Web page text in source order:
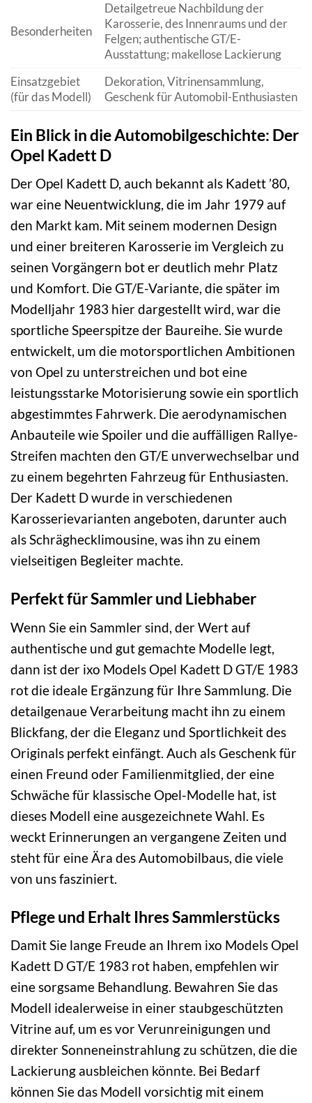
Besonderheiten
Detailgetreue Nachbildung der
Karosserie, des Innenraums und der
Felgen; authentische GT/E-
Ausstattung; makellose Lackierung
Einsatzgebiet
(für das Modell)
Dekoration, Vitrinensammlung,
Geschenk für Automobil-Enthusiasten
Ein Blick in die Automobilgeschichte: Der
Opel Kadett D
Der Opel Kadett D, auch bekannt als Kadett ’80,
war eine Neuentwicklung, die im Jahr 1979 auf
den Markt kam. Mit seinem modernen Design
und einer breiteren Karosserie im Vergleich zu
seinen Vorgängern bot er deutlich mehr Platz
und Komfort. Die GT/E-Variante, die später im
Modelljahr 1983 hier dargestellt wird, war die
sportliche Speerspitze der Baureihe. Sie wurde
entwickelt, um die motorsportlichen Ambitionen
von Opel zu unterstreichen und bot eine
leistungsstarke Motorisierung sowie ein sportlich
abgestimmtes Fahrwerk. Die aerodynamischen
Anbauteile wie Spoiler und die auffälligen Rallye-
Streifen machten den GT/E unverwechselbar und
zu einem begehrten Fahrzeug für Enthusiasten.
Der Kadett D wurde in verschiedenen
Karosserievarianten angeboten, darunter auch
als Schräghecklimousine, was ihn zu einem
vielseitigen Begleiter machte.
Perfekt für Sammler und Liebhaber
Wenn Sie ein Sammler sind, der Wert auf
authentische und gut gemachte Modelle legt,
dann ist der ixo Models Opel Kadett D GT/E 1983
rot die ideale Ergänzung für Ihre Sammlung. Die
detailgenaue Verarbeitung macht ihn zu einem
Blickfang, der die Eleganz und Sportlichkeit des
Originals perfekt einfängt. Auch als Geschenk für
einen Freund oder Familienmitglied, der eine
Schwäche für klassische Opel-Modelle hat, ist
dieses Modell eine ausgezeichnete Wahl. Es
weckt Erinnerungen an vergangene Zeiten und
steht für eine Ära des Automobilbaus, die viele
von uns fasziniert.
Pflege und Erhalt Ihres Sammlerstücks
Damit Sie lange Freude an Ihrem ixo Models Opel
Kadett D GT/E 1983 rot haben, empfehlen wir
eine sorgsame Behandlung. Bewahren Sie das
Modell idealerweise in einer staubgeschützten
Vitrine auf, um es vor Verunreinigungen und
direkter Sonneneinstrahlung zu schützen, die die
Lackierung ausbleichen könnte. Bei Bedarf
können Sie das Modell vorsichtig mit einem